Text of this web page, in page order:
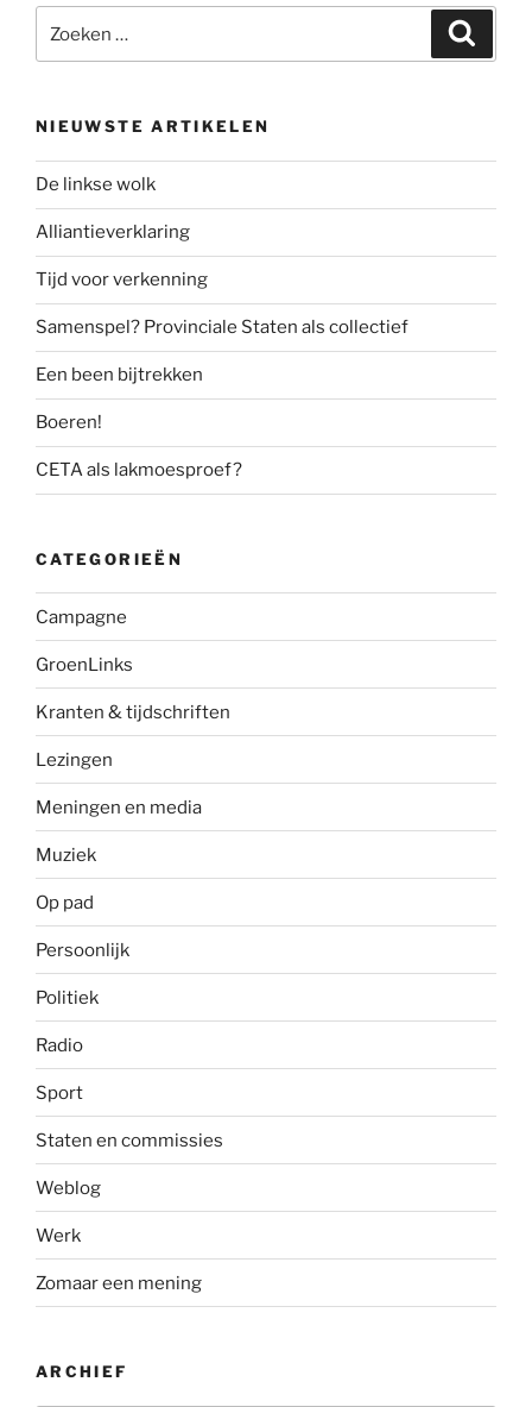
naar:
NIEUWSTE ARTIKELEN
De linkse wolk
Alliantieverklaring
Tijd voor verkenning
Samenspel? Provinciale Staten als collectief
Een been bijtrekken
Boeren!
CETA als lakmoesproef?
CATEGORIEËN
Campagne
GroenLinks
Kranten & tijdschriften
Lezingen
Meningen en media
Muziek
Op pad
Persoonlijk
Politiek
Radio
Sport
Staten en commissies
Weblog
Werk
Zomaar een mening
ARCHIEF